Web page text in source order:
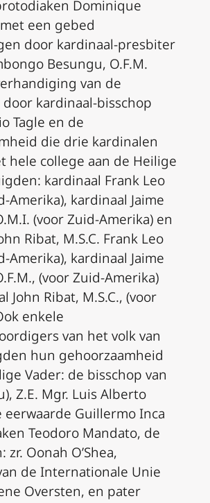
Dominique
een gebed
door kardinaal-presbiter
Besungu, O.F.M.
van de
kardinaal-bisschop
Tagle en de
die drie kardinalen
hele college aan de Heilige
kardinaal Frank Leo
Amerika), kardinaal Jaime
(voor Zuid-Amerika) en
Ribat, M.S.C. Frank Leo
Amerika), kardinaal Jaime
(voor Zuid-Amerika)
John Ribat, M.S.C., (voor
enkele
van het volk van
hun gehoorzaamheid
Vader: de bisschop van
Z.E. Mgr. Luis Alberto
eerwaarde Guillermo Inca
Teodoro Mandato, de
Oonah O’Shea,
de Internationale Unie
Oversten, en pater